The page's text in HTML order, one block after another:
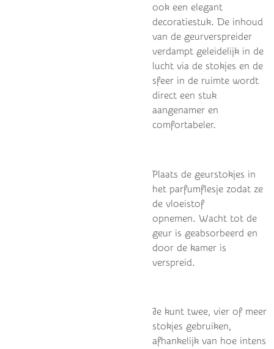
ook een elegant
decoratiestuk. De inhoud
van de geurverspreider
verdampt geleidelijk in de
lucht via de stokjes en de
sfeer in de ruimte wordt
direct een stuk
aangenamer en
comfortabeler.
Plaats de geurstokjes in
het parfumflesje zodat ze
de vloeistof
opnemen. Wacht tot de
geur is geabsorbeerd en
door de kamer is
verspreid.
Je kunt twee, vier of meer
stokjes gebruiken,
afhankelijk van hoe intens